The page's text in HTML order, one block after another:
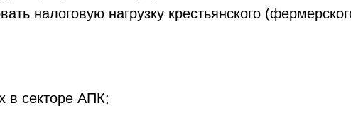
налоговую нагрузку крестьянского
в секторе АПК;